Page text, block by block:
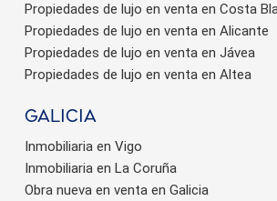
Propiedades de lujo en venta en Costa
Propiedades de lujo en venta en Alicante
Propiedades de lujo en venta en Jávea
Propiedades de lujo en venta en Altea
Galicia
Inmobiliaria en Vigo
Inmobiliaria en La Coruña
Obra nueva en venta en Galicia